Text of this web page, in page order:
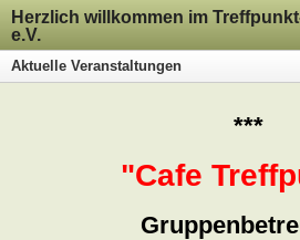
Herzlich willkommen im
e.V.
Aktuelle Veranstaltungen
***
"Cafe